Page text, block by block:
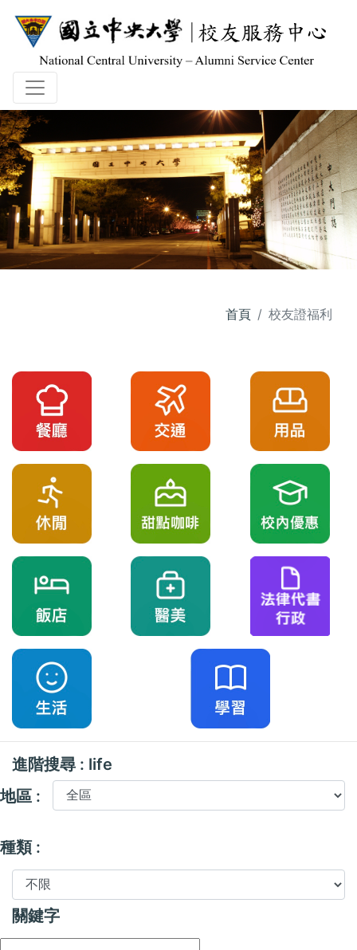
首頁 校友證福利
進階搜尋 : life
地區 :
種類 :
關鍵字